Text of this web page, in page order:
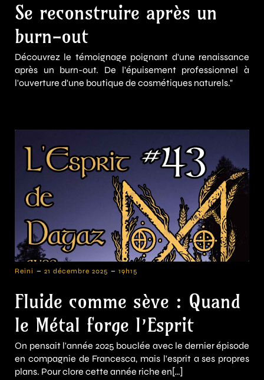
Se reconstruire après un
burn-out
Découvrez le témoignage poignant d'une renaissance
après un burn-out. De l'épuisement professionnel à
l'ouverture d'une boutique de cosmétiques naturels."
Reini - 21 décembre 2025 - 19h15
Fluide comme sève : Quand
le Métal forge l’Esprit
On pensait l'année 2025 bouclée avec le dernier épisode
en compagnie de Francesca, mais l'esprit a ses propres
plans. Pour clore cette année riche en[…]